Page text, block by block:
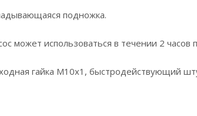
подножка.
может использоваться в течении 2 часов
гайка М10х1, быстродействующий